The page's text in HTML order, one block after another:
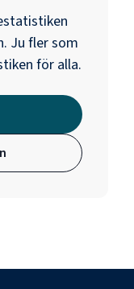
Ju fler som
för alla.